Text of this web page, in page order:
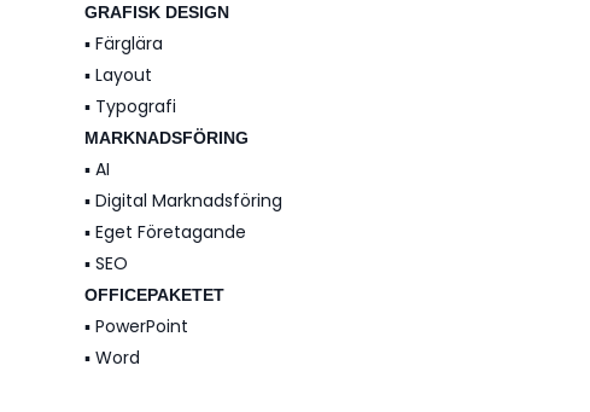
GRAFISK DESIGN
▪️ Färglära
▪️ Layout
▪️ Typografi
MARKNADSFÖRING
▪️ AI
▪️ Digital Marknadsföring
▪️ Eget Företagande
▪️ SEO
OFFICEPAKETET
▪️ PowerPoint
▪️ Word